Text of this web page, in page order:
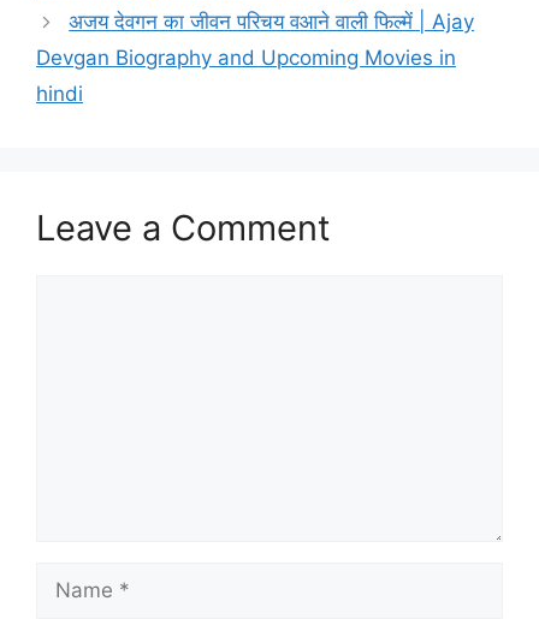
अजय देवगन का जीवन परिचय वआने वाली फिल्में | Ajay
Devgan Biography and Upcoming Movies in
hindi
Leave a Comment
Name